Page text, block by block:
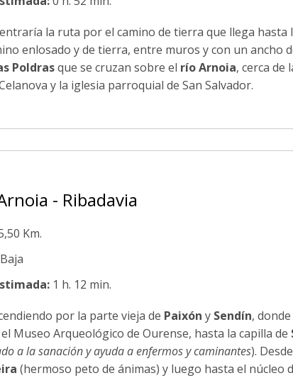
la ruta por el camino de tierra que llega hasta
enlosado y de tierra, entre muros y con un ancho
Poldrasque se cruzan sobre el río Arnoia, cerca de
y la iglesia parroquial de San Salvador.
- Ribadavia
Km.
1 h. 12 min.
por la parte vieja de Paixón y Sendín,
Museo Arqueológico de Ourense, hasta la capilla de
a la sanación y ayuda a enfermos y caminantes).
(hermoso peto de ánimas) y luego hasta el núcleo